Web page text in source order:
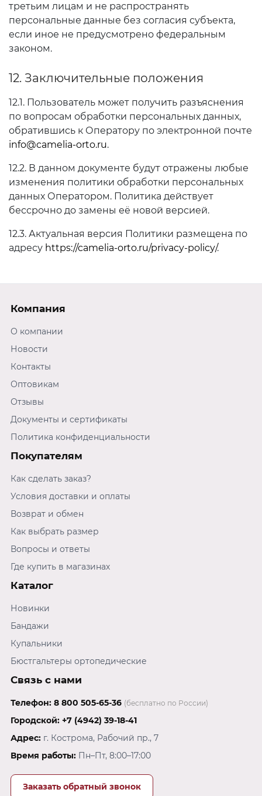
третьим лицам и не распространять
персональные данные без согласия субъекта,
если иное не предусмотрено федеральным
законом.
12. Заключительные положения
12.1. Пользователь может получить разъяснения
по вопросам обработки персональных данных,
обратившись к Оператору по электронной почте
info@camelia-orto.ru.
12.2. В данном документе будут отражены любые
изменения политики обработки персональных
данных Оператором. Политика действует
бессрочно до замены её новой версией.
12.3. Актуальная версия Политики размещена по
адресу https://camelia-orto.ru/privacy-policy/.
Компания
О компании
Новости
Контакты
Оптовикам
Отзывы
Документы и сертификаты
Политика конфиденциальности
Покупателям
Как сделать заказ?
Условия доставки и оплаты
Возврат и обмен
Как выбрать размер
Вопросы и ответы
Где купить в магазинах
Каталог
Новинки
Бандажи
Купальники
Бюстгальтеры ортопедические
Связь с нами
Телефон: 8 800 505-65-36 (бесплатно по России)
Городской: +7 (4942) 39-18-41
Адрес: г. Кострома, Рабочий пр., 7
Время работы: Пн–Пт, 8:00–17:00
Заказать обратный звонок